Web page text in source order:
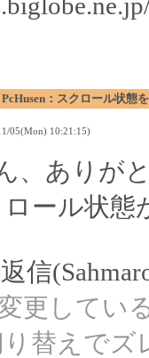
：スクロール状態
05(Mon) 10:21:15)
、ありが
ール状態
信
更してい
替えで